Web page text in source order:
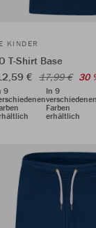
KINDER
T-Shirt Base
€ 17,99 € 30
9
In 9
Farben
erhältlich